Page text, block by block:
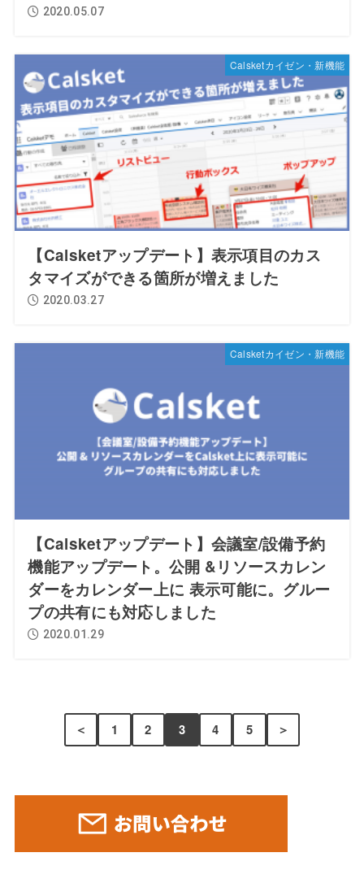
2020.05.07
Calsketカイゼン・新機能
【Calsketアップデート】表示項目のカス
タマイズができる箇所が増えました
2020.03.27
Calsketカイゼン・新機能
【Calsketアップデート】会議室/設備予約
機能アップデート。公開 &リソースカレン
ダーをカレンダー上に 表示可能に。グルー
プの共有にも対応しました
2020.01.29
＜ 1 2 3 4 5 ＞